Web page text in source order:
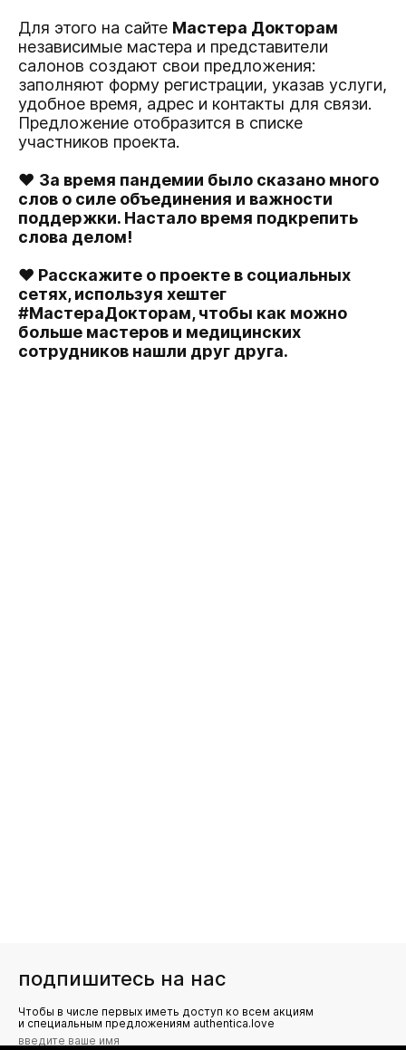
Для этого на сайте Мастера Докторам
независимые мастера и представители
салонов создают свои предложения:
заполняют форму регистрации, указав услуги,
удобное время, адрес и контакты для связи.
Предложение отобразится в списке
участников проекта.
♥ За время пандемии было сказано много
слов о силе объединения и важности
поддержки. Настало время подкрепить
слова делом!
♥ Расскажите о проекте в социальных
сетях, используя хештег
#МастераДокторам, чтобы как можно
больше мастеров и медицинских
сотрудников нашли друг друга.
подпишитесь на нас
Чтобы в числе первых иметь доступ ко всем акциям
и специальным предложениям authentica.love